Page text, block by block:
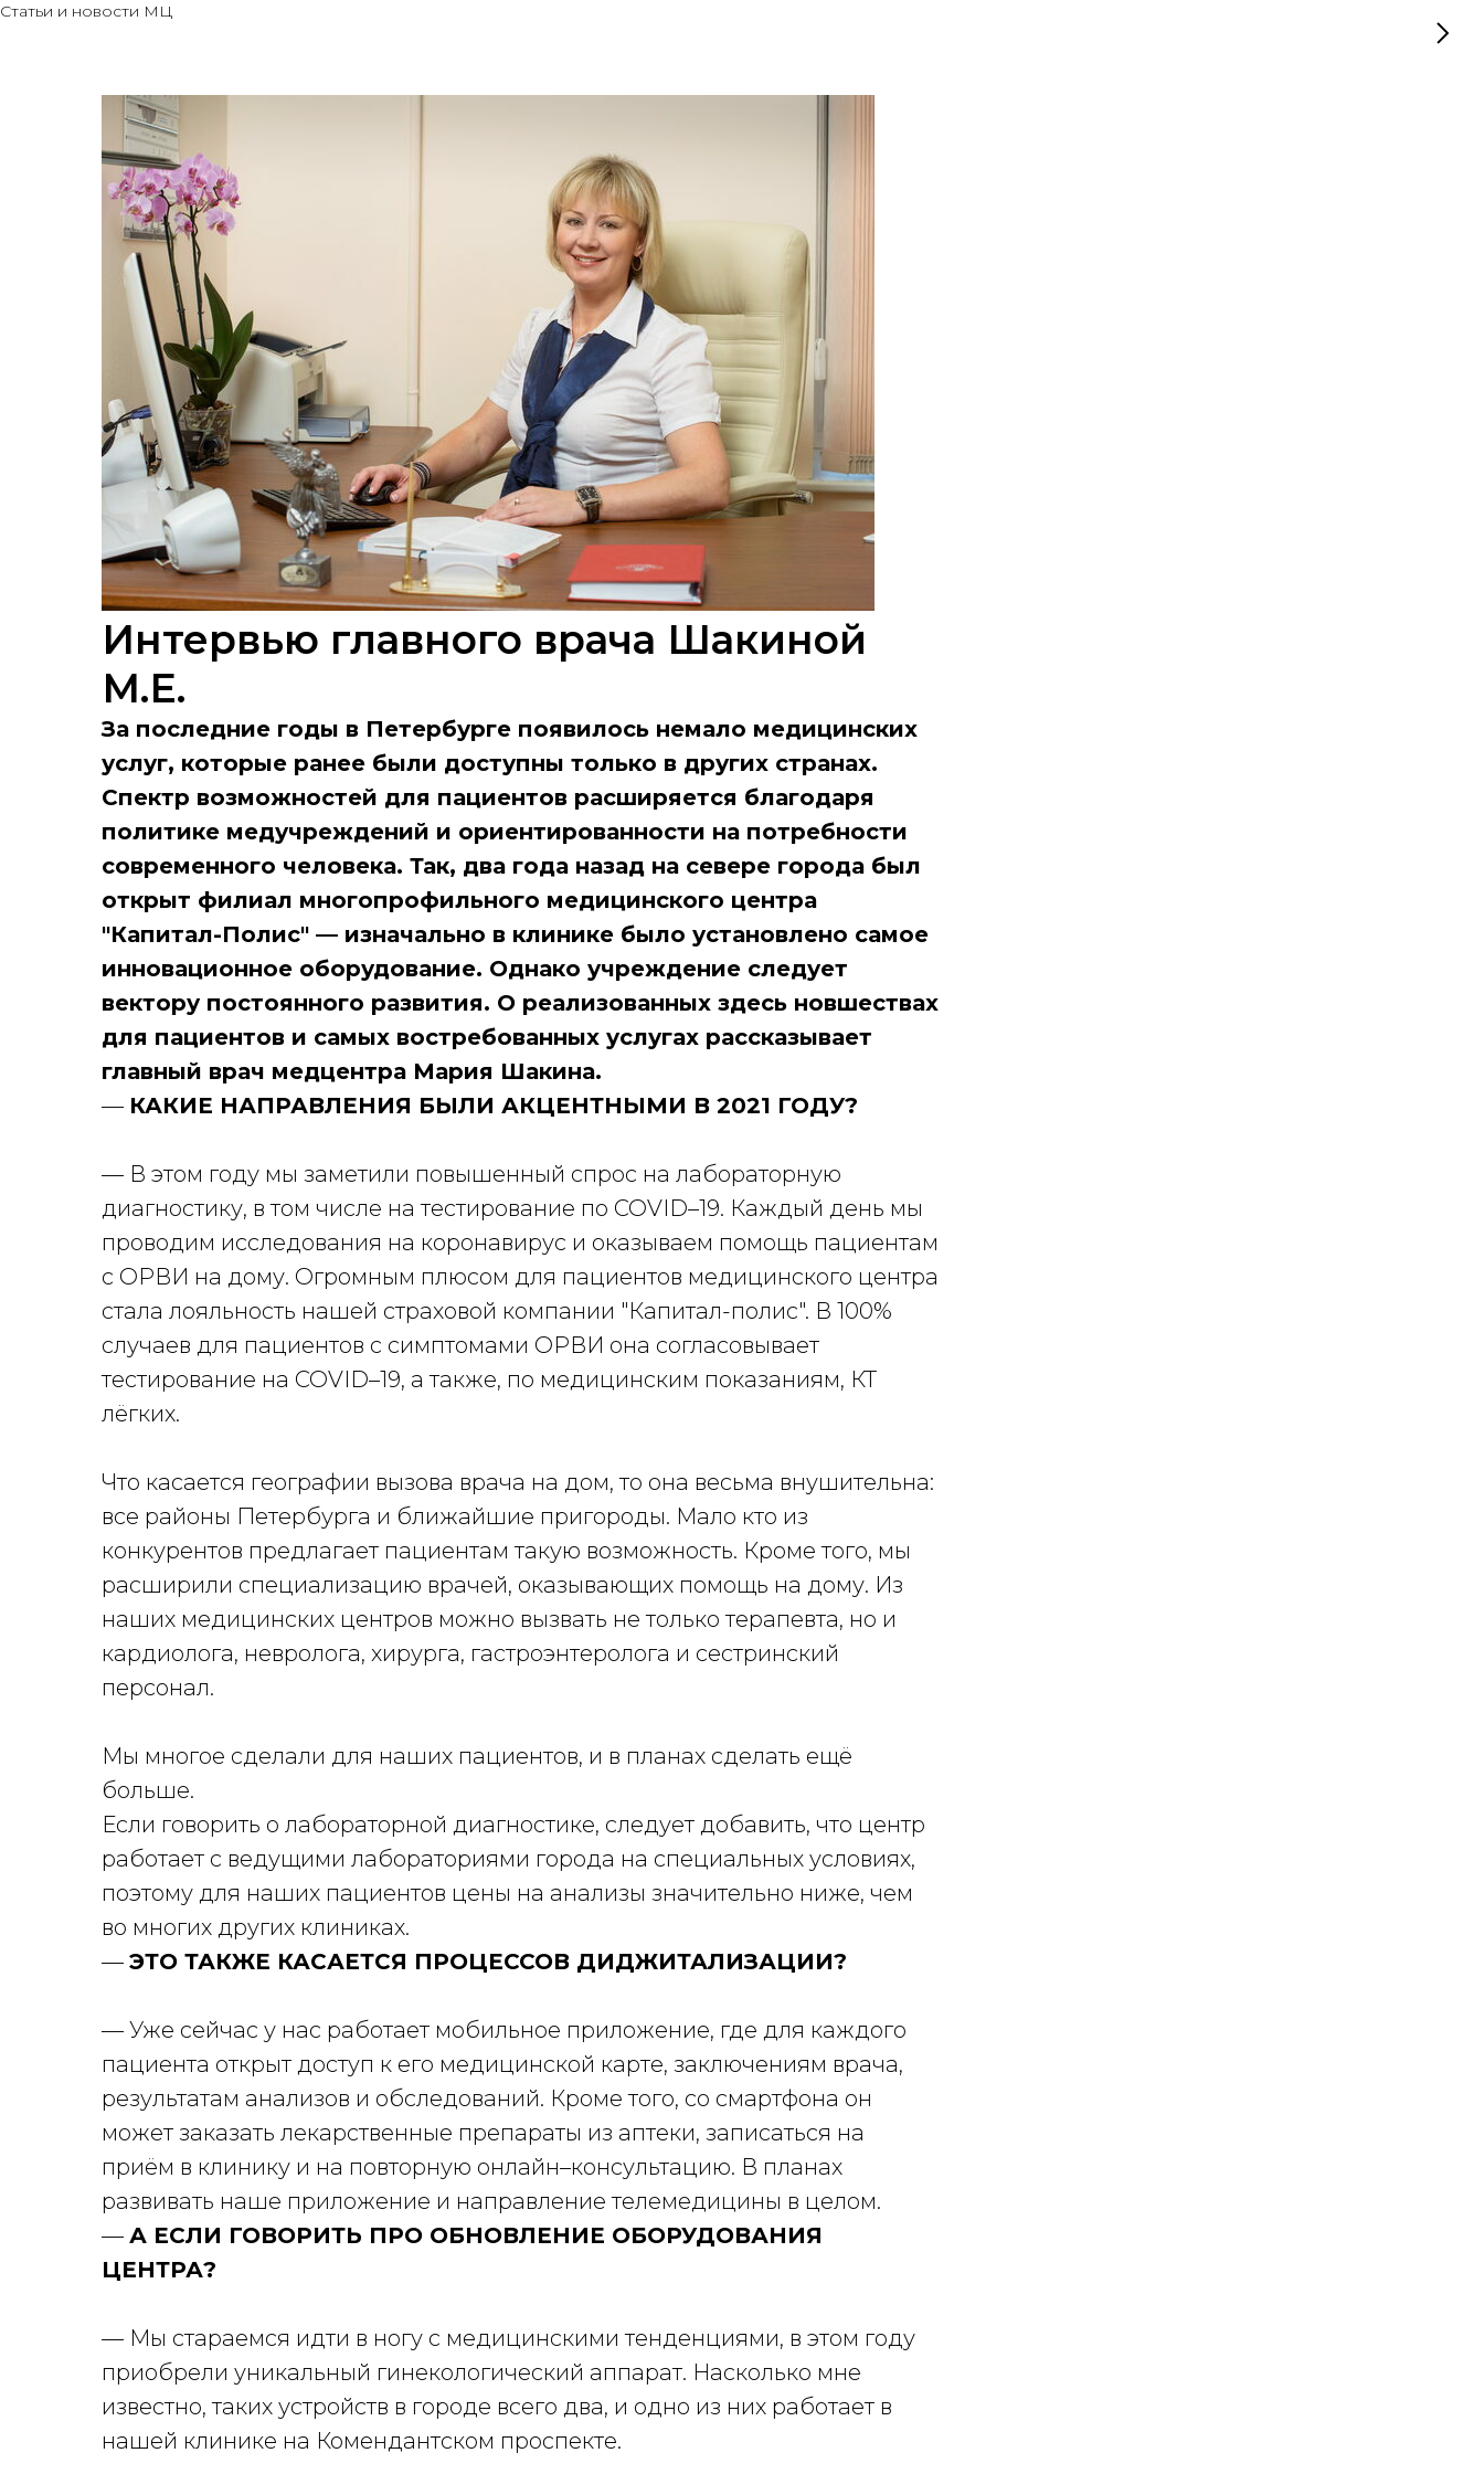
Статьи и новости МЦ
Интервью главного врача Шакиной
М.Е.
За последние годы в Петербурге появилось немало медицинских
услуг, которые ранее были доступны только в других странах.
Спектр возможностей для пациентов расширяется благодаря
политике медучреждений и ориентированности на потребности
современного человека. Так, два года назад на севере города был
открыт филиал многопрофильного медицинского центра
"Капитал-Полис" — изначально в клинике было установлено самое
инновационное оборудование. Однако учреждение следует
вектору постоянного развития. О реализованных здесь новшествах
для пациентов и самых востребованных услугах рассказывает
главный врач медцентра Мария Шакина.
— КАКИЕ НАПРАВЛЕНИЯ БЫЛИ АКЦЕНТНЫМИ В 2021 ГОДУ?
— В этом году мы заметили повышенный спрос на лабораторную
диагностику, в том числе на тестирование по COVID–19. Каждый день мы
проводим исследования на коронавирус и оказываем помощь пациентам
с ОРВИ на дому. Огромным плюсом для пациентов медицинского центра
стала лояльность нашей страховой компании "Капитал-полис". В 100%
случаев для пациентов с симптомами ОРВИ она согласовывает
тестирование на COVID–19, а также, по медицинским показаниям, КТ
лёгких.
Что касается географии вызова врача на дом, то она весьма внушительна:
все районы Петербурга и ближайшие пригороды. Мало кто из
конкурентов предлагает пациентам такую возможность. Кроме того, мы
расширили специализацию врачей, оказывающих помощь на дому. Из
наших медицинских центров можно вызвать не только терапевта, но и
кардиолога, невролога, хирурга, гастроэнтеролога и сестринский
персонал.
Мы многое сделали для наших пациентов, и в планах сделать ещё
больше.
Если говорить о лабораторной диагностике, следует добавить, что центр
работает с ведущими лабораториями города на специальных условиях,
поэтому для наших пациентов цены на анализы значительно ниже, чем
во многих других клиниках.
— ЭТО ТАКЖЕ КАСАЕТСЯ ПРОЦЕССОВ ДИДЖИТАЛИЗАЦИИ?
— Уже сейчас у нас работает мобильное приложение, где для каждого
пациента открыт доступ к его медицинской карте, заключениям врача,
результатам анализов и обследований. Кроме того, со смартфона он
может заказать лекарственные препараты из аптеки, записаться на
приём в клинику и на повторную онлайн–консультацию. В планах
развивать наше приложение и направление телемедицины в целом.
— А ЕСЛИ ГОВОРИТЬ ПРО ОБНОВЛЕНИЕ ОБОРУДОВАНИЯ
ЦЕНТРА?
— Мы стараемся идти в ногу с медицинскими тенденциями, в этом году
приобрели уникальный гинекологический аппарат. Насколько мне
известно, таких устройств в городе всего два, и одно из них работает в
нашей клинике на Комендантском проспекте.